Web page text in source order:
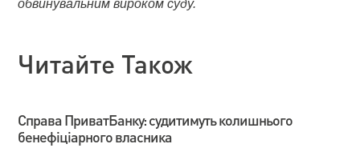
обвинувальним вироком суду.
Читайте Також
Справа ПриватБанку: судитимуть колишнього
бенефіціарного власника